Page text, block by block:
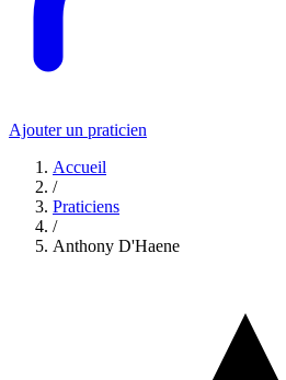
Ajouter un praticien
Accueil
/
Praticiens
/
Anthony D'Haene